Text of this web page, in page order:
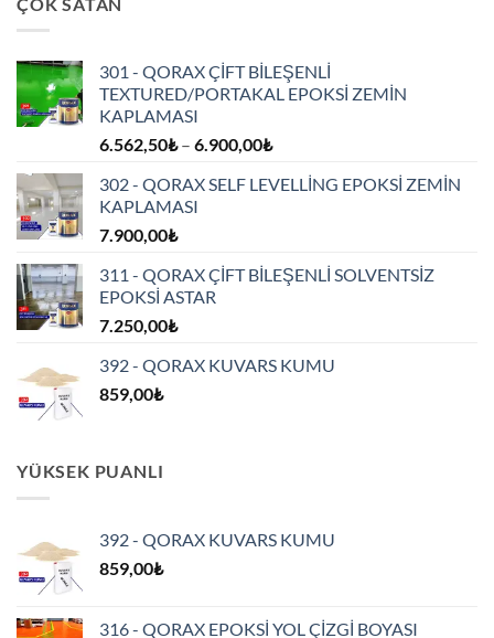
301 - QORAX ÇİFT BİLEŞENLİ
TEXTURED/PORTAKAL EPOKSİ ZEMİN
KAPLAMASI
6.562,50₺ – 6.900,00₺Fiyat
6.562,50₺
302 - QORAX SELF LEVELLİNG EPOKSİ ZEMİN
KAPLAMASI
7.900,00₺
311 - QORAX ÇİFT BİLEŞENLİ SOLVENTSİZ
EPOKSİ ASTAR
7.250,00₺
392 - QORAX KUVARS KUMU
859,00₺
YÜKSEK PUANLI
392 - QORAX KUVARS KUMU
859,00₺
316 - QORAX EPOKSİ YOL ÇİZGİ BOYASI